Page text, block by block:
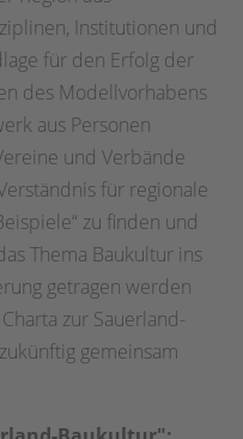
Institutionen und
für den Erfolg der
des Modellvorhabens
aus Personen
und Verbände
für regionale
zu finden und
Thema Baukultur ins
getragen werden
zur Sauerland-
gemeinsam